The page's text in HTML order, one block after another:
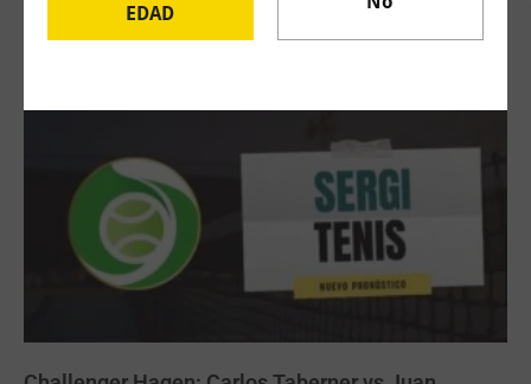
EDAD
Artículos Relacionados